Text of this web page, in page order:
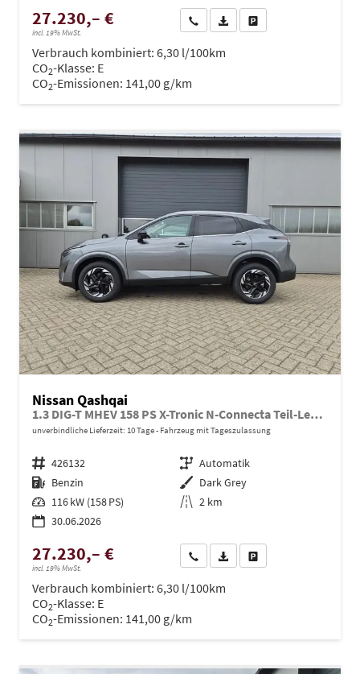
27.230,– €
incl. 19% MwSt.
Wir rufen Sie anPDF-Datei, Fahrzeugexposé
Verbrauch kombiniert: 6,30 l/100km
CO2-Klasse: E
CO2-Emissionen: 141,00 g/km
Nissan Qashqai
1.3 DIG-T MHEV 158 PS X-Tronic N-Connecta Teil-Leder PanoGlasdach Klimaautomatik Sitzheizung Lenkradheizung Navi ACC PDC v+h 360°Kamera DAB Bluetooth Touchscreen Apple CarPlay Android Auto 18"LM
unverbindliche Lieferzeit: 10 Tage Fahrzeug mit Tageszulassung
Fahrzeugnr. 426132 Getriebe Automatik
Kraftstoff Benzin Außenfarbe Dark Grey
Leistung 116 kW (158 PS) Kilometerstand 2 km
30.06.2026
27.230,– €
incl. 19% MwSt.
Wir rufen Sie anPDF-Datei, Fahrzeugexposé
Verbrauch kombiniert: 6,30 l/100km
CO2-Klasse: E
CO2-Emissionen: 141,00 g/km